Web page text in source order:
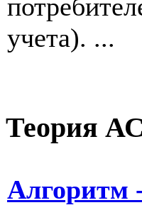
учета). ...
Теория
Алгоритм